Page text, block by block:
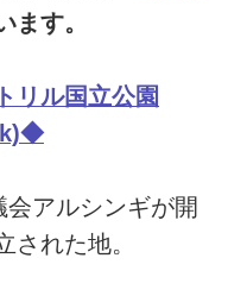
ます。
リル国立公園
アルシンギが開
された地。